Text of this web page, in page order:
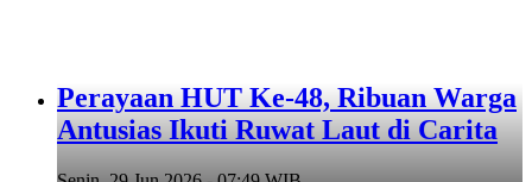
Perayaan HUT Ke-48, Ribuan Warga
Antusias Ikuti Ruwat Laut di Carita